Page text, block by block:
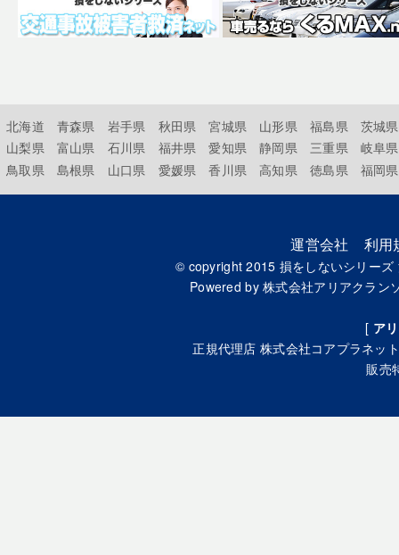
北海道 青森県 岩手県 秋田県 宮城県 山形県 福島県
茨城県
山梨県
富山県 石川県 福井県 愛知県 静岡県 三重県
岐阜県
鳥取県
島根県 山口県 愛媛県 香川県 高知県 徳島県 福岡県
運営会社 利用
© copyright 2015 損をしないシリー
Powered by株式会社アリアクラン
[ ア
正規代理店 株式会社コアプラネッ
販売